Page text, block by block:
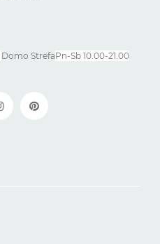
Domo StrefaPn-Sb 10.00-21.00